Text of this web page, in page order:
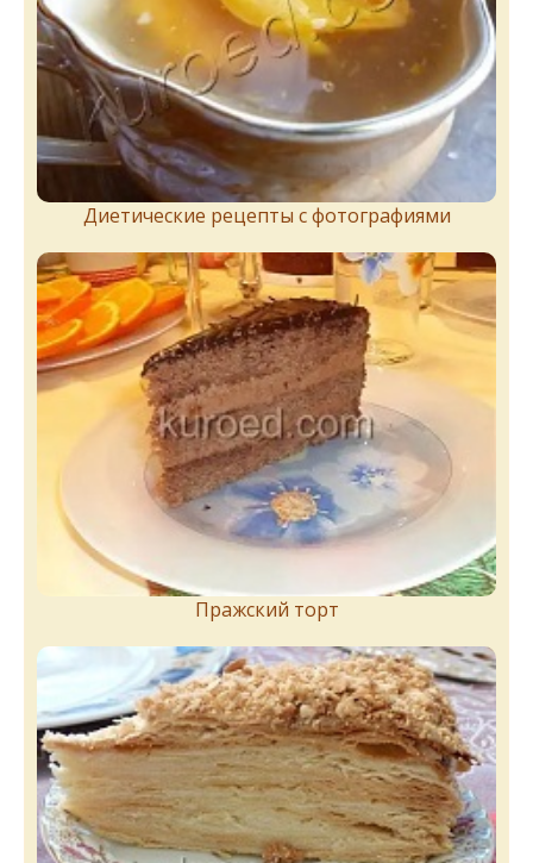
Диетические рецепты с фотографиями
Пражский торт